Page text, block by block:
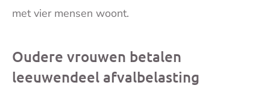
met vier mensen woont.
Oudere vrouwen betalen
leeuwendeel afvalbelasting